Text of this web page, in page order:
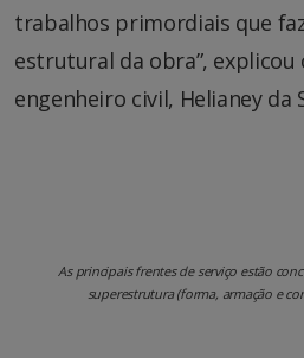
trabalhos primordiais que
estrutural da obra”,
engenheiro civil, Helianey da
As principais frentes de serviço estão
superestrutura (forma, armação e